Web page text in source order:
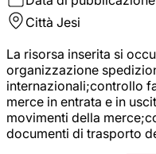
Città Jesi
La risorsa inserita si
organizzazione
internazionali;controllo
merce in entrata e in
movimenti della
documenti di trasporto